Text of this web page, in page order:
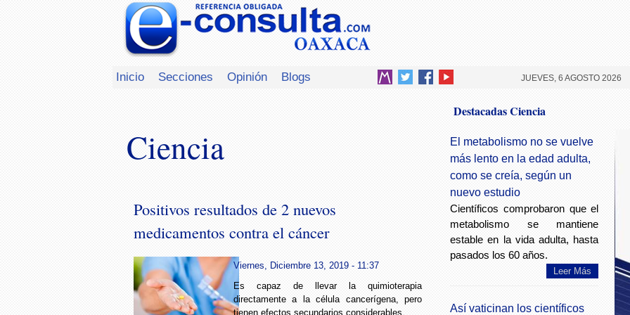
Inicio Secciones Opinión Blogs JUEVES, 6 AGOSTO 2026
Ciencia
Positivos resultados de 2 nuevos
medicamentos contra el cáncer
Viernes, Diciembre 13, 2019 - 11:37
Es capaz de llevar la quimioterapia
directamente a la célula cancerígena, pero
tienen efectos secundarios considerables.
Destacadas Ciencia
El metabolismo no se vuelve
más lento en la edad adulta,
como se creía, según un
nuevo estudio
Científicos comprobaron que el
metabolismo se mantiene
estable en la vida adulta, hasta
pasados los 60 años.
Leer Más
Así vaticinan los científicos